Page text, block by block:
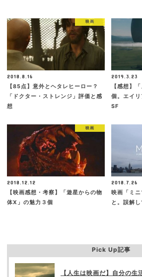
映画
2018.8.16
【85点】意外とヘタレヒーロー？
「ドクター・ストレンジ」評価と感
想
2019.3.23
【感想】
個。エイ
SF
映画
2018.12.12
【映画感想・考察】「遊星からの物
体X」の魅力３個
2018.7.26
映画「ミ
と。誤解し
Pick Up記事
【人生は映画だ】自分の